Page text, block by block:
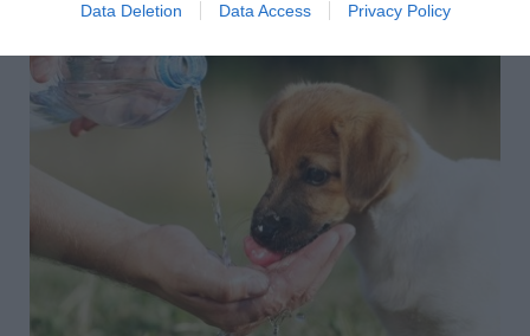
Data Deletion Data Access Privacy Policy
Jegeskávé (Mogyorós-Kókuszos Hűsítő)